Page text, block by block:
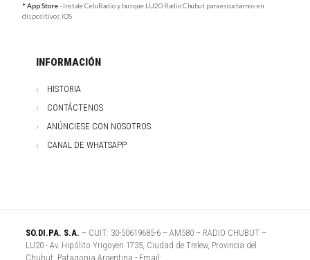
* App Store- Instale CeluRadio y busque LU20 Radio Chubut para escucharnos en
dispositivos iOS
INFORMACIÓN
HISTORIA
CONTÁCTENOS
ANÚNCIESE CON NOSOTROS
CANAL DE WHATSAPP
SO.DI.PA. S.A. – CUIT: 30-50619685-6 – AM580 – RADIO CHUBUT –
LU20 - Av. Hipólito Yrigoyen 1735, Ciudad de Trelew, Provincia del
Chubut, Patagonia Argentina - Email: